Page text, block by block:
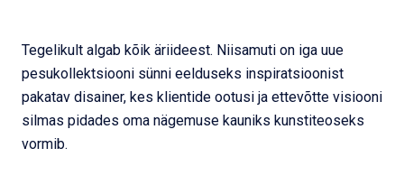
Tegelikult algab kõik äriideest. Niisamuti on iga uue
pesukollektsiooni sünni eelduseks inspiratsioonist
pakatav disainer, kes klientide ootusi ja ettevõtte visiooni
silmas pidades oma nägemuse kauniks kunstiteoseks
vormib.